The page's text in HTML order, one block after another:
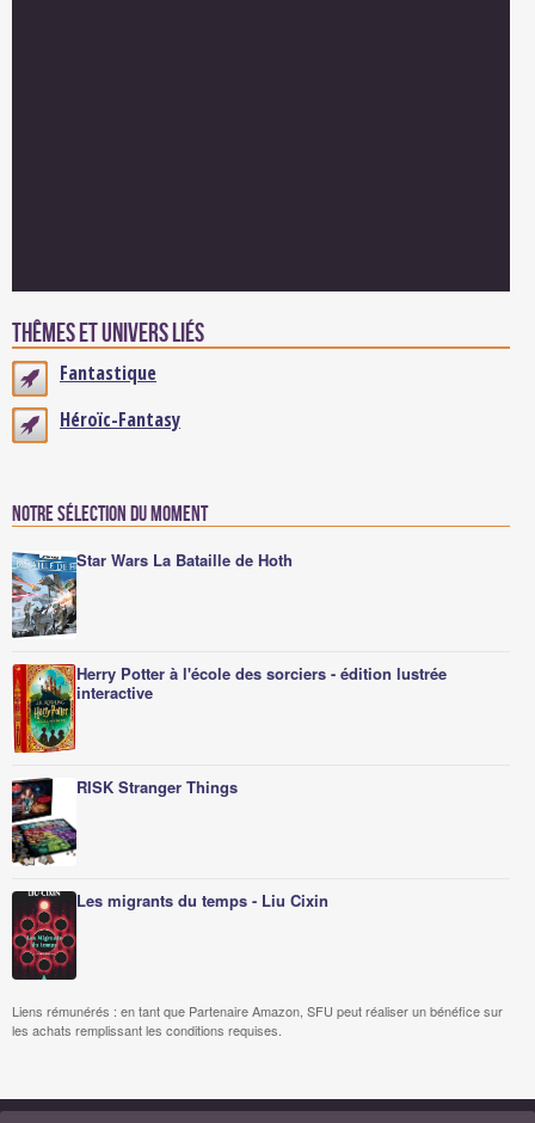
Thêmes et univers liés
Fantastique
Héroïc-Fantasy
Notre sélection du moment
Star Wars La Bataille de Hoth
Herry Potter à l'école des sorciers - édition lustrée
interactive
RISK Stranger Things
Les migrants du temps - Liu Cixin
Liens rémunérés : en tant que Partenaire Amazon, SFU peut réaliser un bénéfice sur
les achats remplissant les conditions requises.